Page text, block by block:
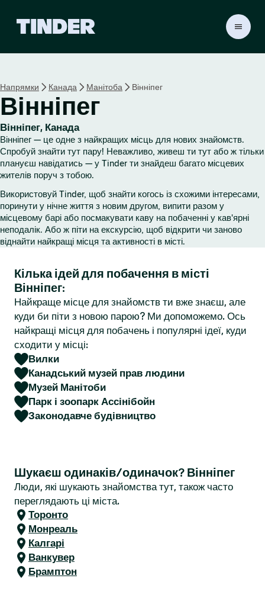
н
а
о
р
і
а
T
i
n
r
Напрямки Канада Манітоба Вінніпег
Вінніпег
Вінніпег, Канада
Вінніпег — це одне з найкращих місць для нових знайомств.
Спробуй знайти тут пару! Неважливо, живеш ти тут або ж тільки
плануєш навідатись — у Tinder ти знайдеш багато місцевих
жителів поруч з тобою.
Використовуй Tinder, щоб знайти когось із схожими інтересами,
поринути у нічне життя з новим другом, випити разом у
місцевому барі або посмакувати каву на побаченні у кав'ярні
неподалік. Або ж піти на екскурсію, щоб відкрити чи заново
віднайти найкращі місця та активності в місті.
Кілька ідей для побачення в місті
Вінніпег:
Найкраще місце для знайомств ти вже знаєш, але
куди би піти з новою парою? Ми допоможемо. Ось
найкращі місця для побачень і популярні ідеї, куди
сходити у місці:
Вилки
Канадський музей прав людини
Музей Манітоби
Парк і зоопарк Ассінібойн
Законодавче будівництво
Шукаєш одинаків/одиначок? Вінніпег
Люди, які шукають знайомства тут, також часто
переглядають ці міста.
Торонто
Монреаль
Калгарі
Ванкувер
Брамптон